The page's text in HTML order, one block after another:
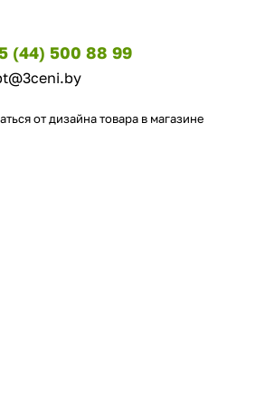
(44) 500 88 99
от дизайна товара в магазине